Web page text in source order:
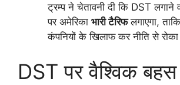
ट्रम्प ने चेतावनी दी कि DST लगाने
पर अमेरिका भारी टैरिफलगाएगा,
कंपनियों के खिलाफ कर नीति से
DST पर वैश्विक बहस